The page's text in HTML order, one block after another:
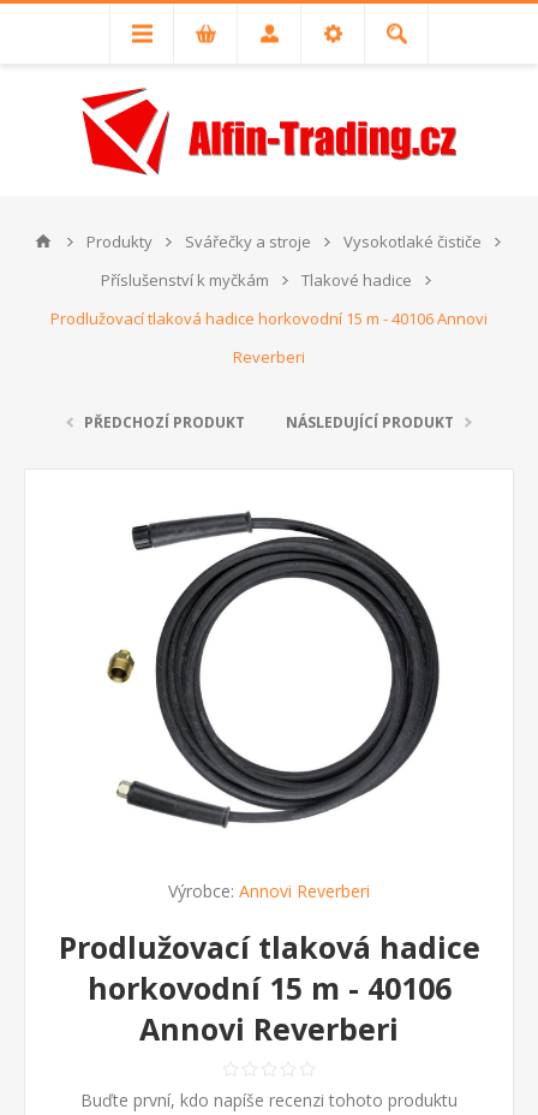
Produkty Svářečky a stroje
Vysokotlaké čističe
Příslušenství k myčkám
Tlakové hadice
Prodlužovací tlaková hadice horkovodní 15 m - 40106 Annovi
Reverberi
PŘEDCHOZÍ PRODUKT NÁSLEDUJÍCÍ PRODUKT
Výrobce: Annovi Reverberi
Prodlužovací tlaková hadice
horkovodní 15 m - 40106
Annovi Reverberi
Buďte první, kdo napíše recenzi tohoto produktu